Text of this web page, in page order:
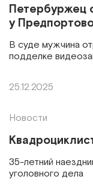
Петербуржец
у
В суде мужчина
подделке
25.12.2025
Новости
35-летний
уголовного дела